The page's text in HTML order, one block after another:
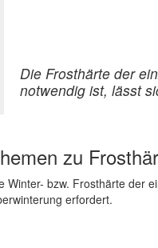
Die Frosthärte der
notwendig ist, lässt
zu
Winter- bzw. Frosthärte der
erfordert.